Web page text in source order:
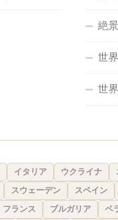
絶
世
世
イタリア ウクライナ
スウェーデン スペイン
フランス ブルガリア ベ